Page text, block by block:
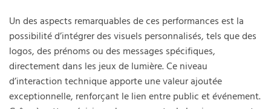
Un des aspects remarquables de ces performances est la
possibilité d’intégrer des visuels personnalisés, tels que des
logos, des prénoms ou des messages spécifiques,
directement dans les jeux de lumière. Ce niveau
d’interaction technique apporte une valeur ajoutée
exceptionnelle, renforçant le lien entre public et événement.